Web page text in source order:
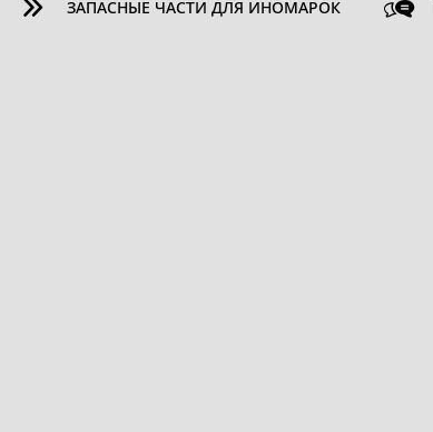
ЗАПАСНЫЕ ЧАСТИ ДЛЯ ИНОМАРОК